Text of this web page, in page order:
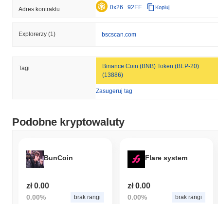
Adres kontraktu 0x26...92EF Kopiuj
Explorerzy (1) bscscan.com
Tagi
Binance Coin (BNB) Token (BEP-20)
(13886)
Zasugeruj tag
Podobne kryptowaluty
BunCoin
zł 0.00
0.00% brak rangi
Flare system
zł 0.00
0.00% brak rangi